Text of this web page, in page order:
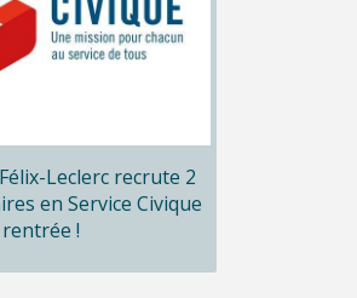
Leclerc recrute 2
en Service Civique
!